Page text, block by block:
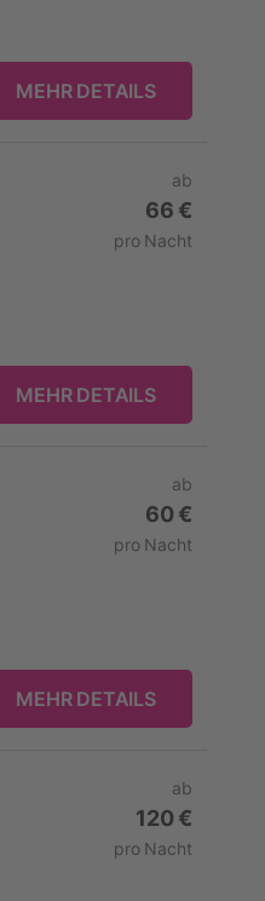
MEHR DETAILS
ab
66 €
pro Nacht
MEHR DETAILS
ab
60 €
pro Nacht
MEHR DETAILS
ab
120 €
pro Nacht